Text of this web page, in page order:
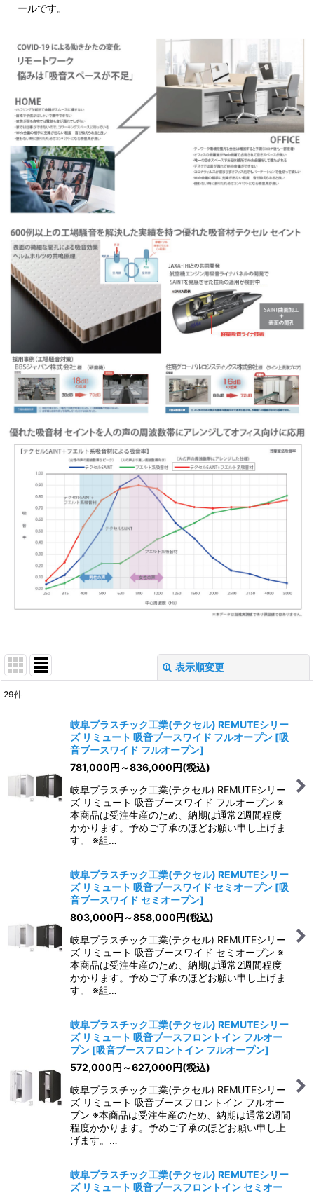
ールです。
表示順変更
絞り込む
29件
岐阜プラスチック工業(テクセル) REMUTEシリー
ズ リミュート 吸音ブースワイド フルオープン [吸
音ブースワイド フルオープン]
781,000円 ～836,000円(税込)
岐阜プラスチック工業(テクセル) REMUTEシリー
ズ リミュート 吸音ブースワイド フルオープン ※
本商品は受注生産のため、納期は通常2週間程度
かかります。予めご了承のほどお願い申し上げま
す。 ※組…
岐阜プラスチック工業(テクセル) REMUTEシリー
ズ リミュート 吸音ブースワイド セミオープン [吸
音ブースワイド セミオープン]
803,000円 ～858,000円(税込)
岐阜プラスチック工業(テクセル) REMUTEシリー
ズ リミュート 吸音ブースワイド セミオープン ※
本商品は受注生産のため、納期は通常2週間程度
かかります。予めご了承のほどお願い申し上げま
す。 ※組…
岐阜プラスチック工業(テクセル) REMUTEシリー
ズ リミュート 吸音ブースフロントイン フルオー
プン [吸音ブースフロントイン フルオープン]
572,000円 ～627,000円(税込)
岐阜プラスチック工業(テクセル) REMUTEシリー
ズ リミュート 吸音ブースフロントイン フルオー
プン ※本商品は受注生産のため、納期は通常2週間
程度かかります。予めご了承のほどお願い申し上
げます。…
岐阜プラスチック工業(テクセル) REMUTEシリー
ズ リミュート 吸音ブースフロントイン セミオー